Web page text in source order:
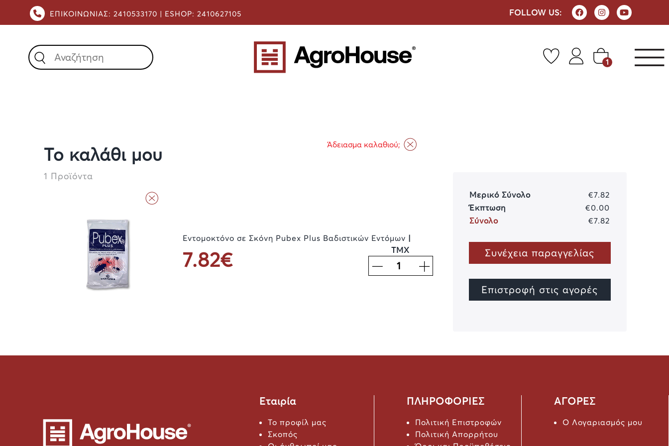
ΕΠΙΚΟΙΝΩΝΙΑΣ: 2410533170 | ESHOP: 2410627105 FOLLOW US:
1
Το καλάθι μου Άδειασμα καλαθιού;
1 Προϊόντα
Εντομοκτόνο σε Σκόνη Pubex Plus Βαδιστικών Εντόμων |
7.82€ ΤΜΧ
Μερικό Σύνολο
€7.82
Έκπτωση
€0.00
Σύνολο
€7.82
Συνέχεια παραγγελίας
Επιστροφή στις αγορές
Εταιρία
Το προφίλ μας
Σκοπός
ΠΛΗΡΟΦΟΡΙΕΣ
Πολιτική Επιστροφών
Πολιτική Απορρήτου
ΑΓΟΡΕΣ
Ο Λογαριασμός μου